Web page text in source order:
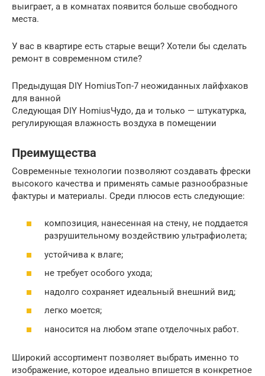
выиграет, а в комнатах появится больше свободного
места.
У вас в квартире есть старые вещи? Хотели бы сделать
ремонт в современном стиле?
Предыдущая DIY HomiusТоп-7 неожиданных лайфхаков
для ванной
Следующая DIY HomiusЧудо, да и только — штукатурка,
регулирующая влажность воздуха в помещении
Преимущества
Современные технологии позволяют создавать фрески
высокого качества и применять самые разнообразные
фактуры и материалы. Среди плюсов есть следующие:
композиция, нанесенная на стену, не поддается
разрушительному воздействию ультрафиолета;
устойчива к влаге;
не требует особого ухода;
надолго сохраняет идеальный внешний вид;
легко моется;
наносится на любом этапе отделочных работ.
Широкий ассортимент позволяет выбрать именно то
изображение, которое идеально впишется в конкретное